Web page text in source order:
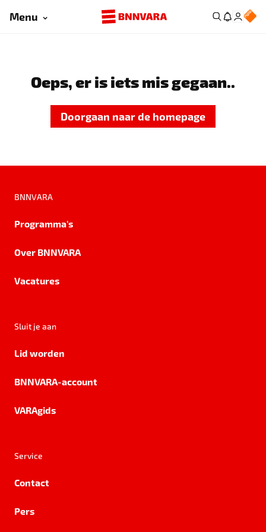
Menu
Oeps, er is iets mis gegaan..
Doorgaan naar de homepage
BNNVARA
Programma's
Over BNNVARA
Vacatures
Sluit je aan
Lid worden
BNNVARA-account
VARAgids
Service
Contact
Pers